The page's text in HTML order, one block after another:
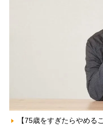
【75歳をすぎたらやめる